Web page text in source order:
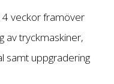
4 veckor framöver
av tryckmaskiner,
samt uppgradering